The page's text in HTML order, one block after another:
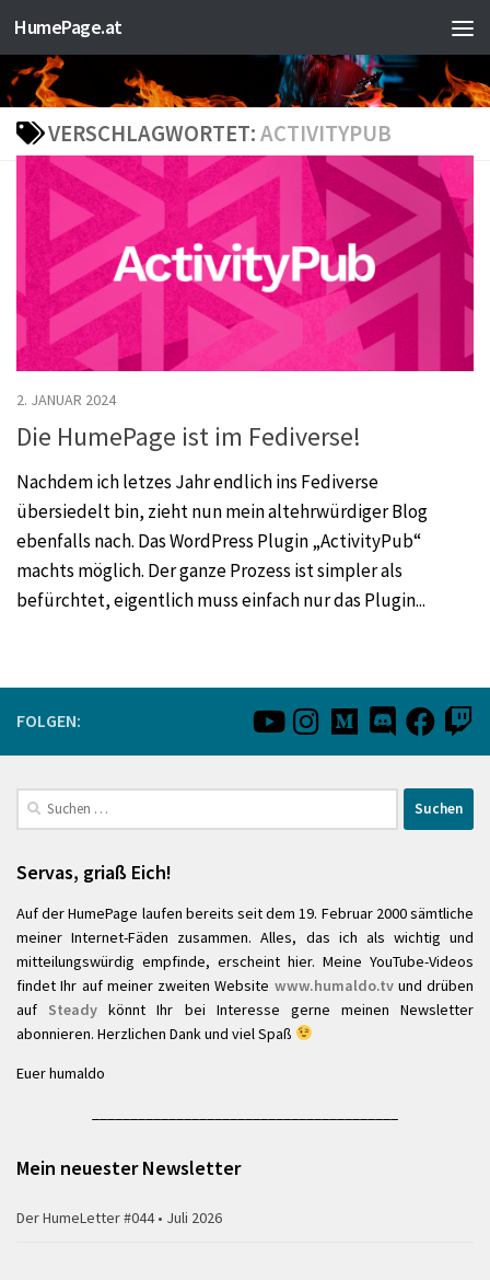
Zum Inhalt springen
HumePage.at
VERSCHLAGWORTET:ACTIVITYPUB
2. JANUAR 2024
Die HumePage ist im Fediverse!
Nachdem ich letzes Jahr endlich ins Fediverse
übersiedelt bin, zieht nun mein altehrwürdiger Blog
ebenfalls nach. Das WordPress Plugin „ActivityPub“
machts möglich. Der ganze Prozess ist simpler als
befürchtet, eigentlich muss einfach nur das Plugin...
FOLGEN:
Suchen
nach:
Servas, griaß Eich!
Auf der HumePage laufen bereits seit dem 19. Februar 2000 sämtliche
meiner Internet-Fäden zusammen. Alles, das ich als wichtig und
mitteilungswürdig empfinde, erscheint hier. Meine YouTube-Videos
findet Ihr auf meiner zweiten Website www.humaldo.tvund drüben
auf Steady könnt Ihr bei Interesse gerne meinen Newsletter
abonnieren. Herzlichen Dank und viel Spaß
Euer humaldo
Mein neuester Newsletter
Der HumeLetter #044 • Juli 2026